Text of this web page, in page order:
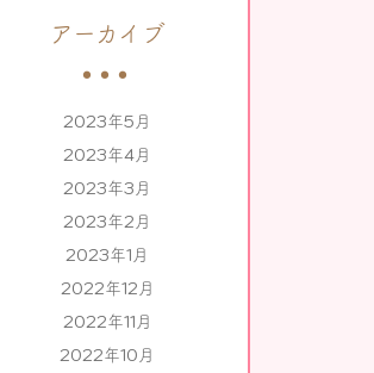
アーカイブ
2023年5月
2023年4月
2023年3月
2023年2月
2023年1月
2022年12月
2022年11月
2022年10月